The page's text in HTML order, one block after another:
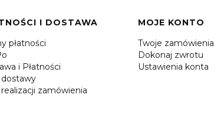
I DOSTAWA
płatności
i Płatności
dostawy
realizacji zamówienia
MOJE KONTO
Twoje zamówienia
Dokonaj zwrotu
Ustawienia konta